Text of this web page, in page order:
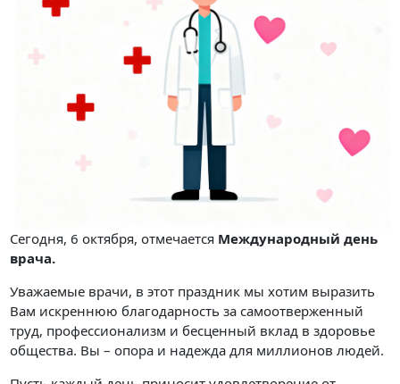
Сегодня, 6 октября, отмечается Международный день
врача.
Уважаемые врачи, в этот праздник мы хотим выразить
Вам искреннюю благодарность за самоотверженный
труд, профессионализм и бесценный вклад в здоровье
общества. Вы – опора и надежда для миллионов людей.